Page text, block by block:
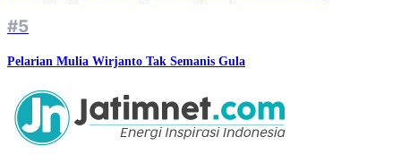
#5
Pelarian Mulia Wirjanto Tak Semanis Gula